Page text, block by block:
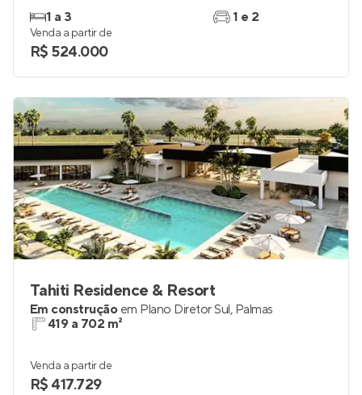
1 a 3
1 e 2
Venda a partir de
R$ 524.000
Tahiti Residence & Resort
Em construção em Plano Diretor Sul, Palmas
419 a 702 m²
Venda a partir de
R$ 417.729